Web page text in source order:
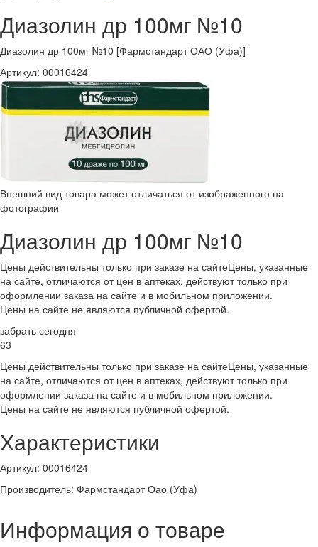
Диазолин др 100мг №10
Диазолин др 100мг №10 [Фармстандарт ОАО (Уфа)]
Артикул: 00016424
Внешний вид товара может отличаться от изображенного на
фотографии
Диазолин др 100мг №10
Цены действительны только при заказе на сайтеЦены, указанные
на сайте, отличаются от цен в аптеках, действуют только при
оформлении заказа на сайте и в мобильном приложении.
Цены на сайте не являются публичной офертой.
забрать сегодня
63
Цены действительны только при заказе на сайтеЦены, указанные
на сайте, отличаются от цен в аптеках, действуют только при
оформлении заказа на сайте и в мобильном приложении.
Цены на сайте не являются публичной офертой.
Характеристики
Артикул: 00016424
Производитель: Фармстандарт Оао (Уфа)
Информация о товаре